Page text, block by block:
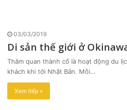
03/03/2019
Di sản thế giới ở
Thăm quan thành cổ là hoạt động du
khách khi tới Nhật Bản. Mỗi…
Xem tiếp »